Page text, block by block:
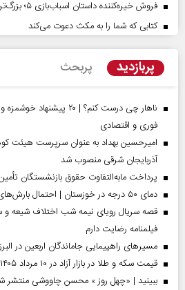
فروش خیره‌کننده داستان اسباب‌بازی ۵؛ بزرگ‌ترین افتتاحیه سال برای پیکسار
کتابی که شما را به مکث دعوت می‌کند
پربازدید پربحث
ناهار چی درست کنم؟ | ۲۰
فوری و اقتصادی
امیرحسین بهداد به عنوان سرپرست هیئت
آذربایجان شرقی منصوب شد
پرداخت مابه‌التفاوت حقوق بازنشستگان
دمای ۵۰ درجه در خوزستان | احتمال بارش‌های سیل‌آسا در ۳ استان
قصه سریال رویای نیمه شب اختلاف شیعه
فیلمنامه رضایت دارم
مسیر‌های راهپیمایی جاماندگان اربعین در
قیمت سکه و طلا در بازار آزاد در ۱۰ مرداد ۱۴۰۵
ببینید | «چهل روز » محسن چاووشی منتشر